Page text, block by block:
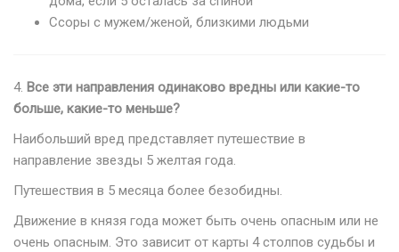
Ссоры с мужем/женой, близкими людьми
4. Все эти направления одинаково вредны или какие-то
больше, какие-то меньше?
Наибольший вред представляет путешествие в
направление звезды 5 желтая года.
Путешествия в 5 месяца более безобидны.
Движение в князя года может быть очень опасным или не
очень опасным. Это зависит от карты 4 столпов судьбы и